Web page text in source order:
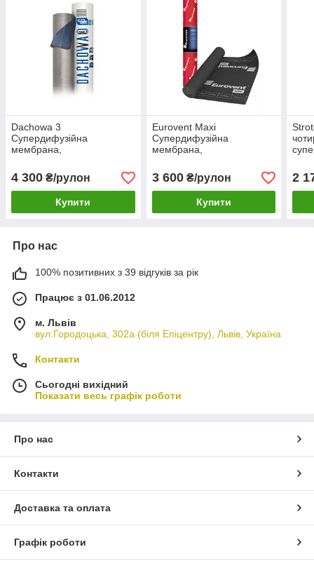
Dachowa 3
Супердифузійна
мембрана,
мембрана Dachowa3
4 300 ₴/рулон
Купити
Eurovent Maxi
Супердифузійна
мембрана,
мембрана Eurovent Maxi
3 600₴/рулон
Купити
2
Про нас
100% позитивних з 39 відгуків за рік
Працює з 01.06.2012
м. Львів
вул.Городоцька, 302а (біля Епіцентру), Львів, Україна
Контакти
Сьогодні вихідний
Показати весь графік роботи
Про нас
Контакти
Доставка та оплата
Графік роботи